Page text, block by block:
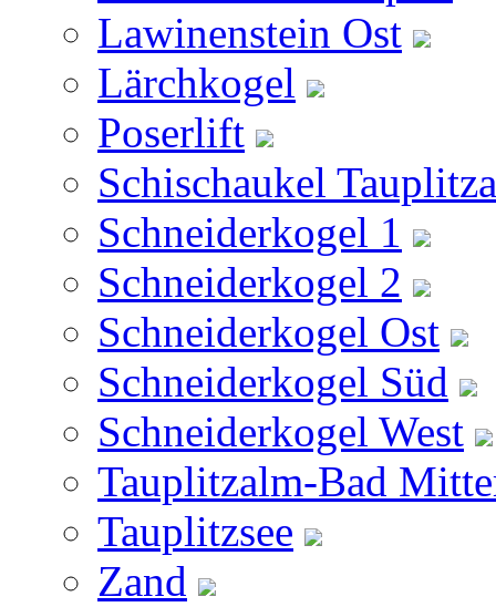
Lawinenstein Ost
Lärchkogel
Poserlift
Schischaukel
Schneiderkogel 1
Schneiderkogel 2
Schneiderkogel Ost
Schneiderkogel Süd
Schneiderkogel West
Tauplitzalm-Bad
Tauplitzsee
Zand